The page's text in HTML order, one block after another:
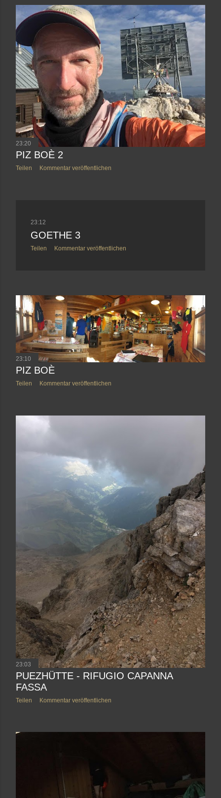
23:20
PIZ BOÈ 2
Teilen Kommentar veröffentlichen
23:12
GOETHE 3
Teilen Kommentar veröffentlichen
23:10
PIZ BOÈ
Teilen Kommentar veröffentlichen
23:03
PUEZHÜTTE - RIFUGIO CAPANNA
FASSA
Teilen Kommentar veröffentlichen